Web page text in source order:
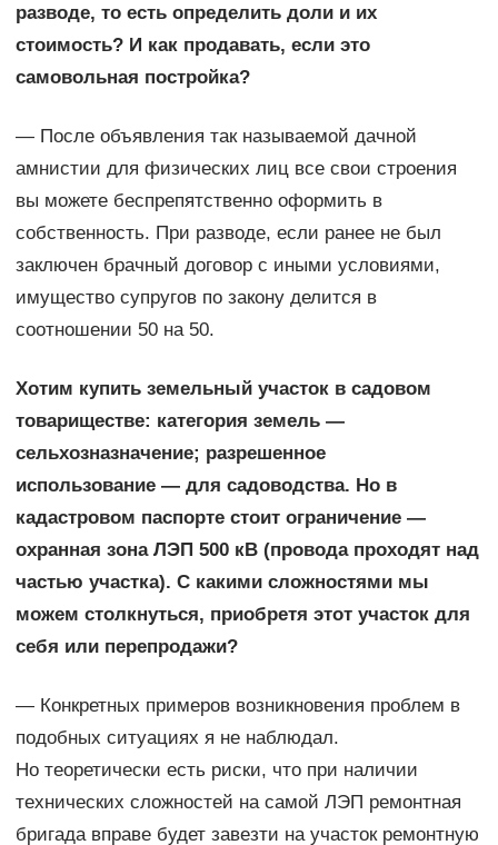
разводе, то есть определить доли и их
стоимость? И как продавать, если это
самовольная постройка?
— После объявления так называемой дачной
амнистии для физических лиц все свои строения
вы можете беспрепятственно оформить в
собственность. При разводе, если ранее не был
заключен брачный договор с иными условиями,
имущество супругов по закону делится в
соотношении 50 на 50.
Хотим купить земельный участок в садовом
товариществе: категория земель —
сельхозназначение; разрешенное
использование — для садоводства. Но в
кадастровом паспорте стоит ограничение —
охранная зона ЛЭП 500 кВ (провода проходят над
частью участка). С какими сложностями мы
можем столкнуться, приобретя этот участок для
себя или перепродажи?
— Конкретных примеров возникновения проблем в
подобных ситуациях я не наблюдал.
Но теоретически есть риски, что при наличии
технических сложностей на самой ЛЭП ремонтная
бригада вправе будет завезти на участок ремонтную